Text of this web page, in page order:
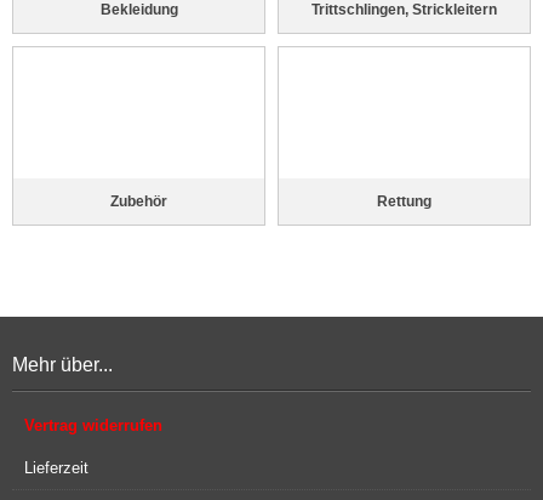
Bekleidung Trittschlingen, Strickleitern
Zubehör Rettung
Mehr über...
Vertrag widerrufen
Lieferzeit